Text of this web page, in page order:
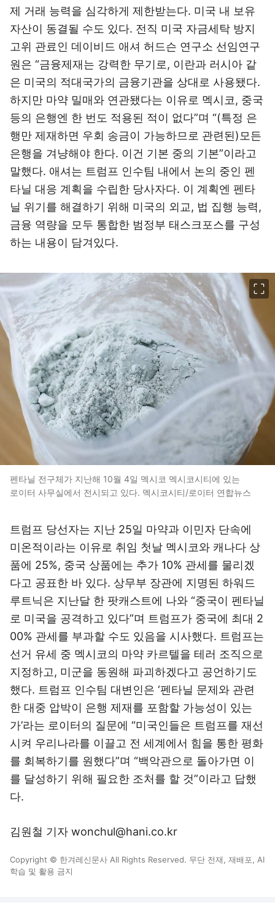
제 거래 능력을 심각하게 제한받는다. 미국 내 보유
자산이 동결될 수도 있다. 전직 미국 자금세탁 방지
고위 관료인 데이비드 애셔 허드슨 연구소 선임연구
원은 “금융제재는 강력한 무기로, 이란과 러시아 같
은 미국의 적대국가의 금융기관을 상대로 사용됐다.
하지만 마약 밀매와 연관됐다는 이유로 멕시코, 중국
등의 은행엔 한 번도 적용된 적이 없다”며 “(특정 은
행만 제재하면 우회 송금이 가능하므로 관련된)모든
은행을 겨냥해야 한다. 이건 기본 중의 기본”이라고
말했다. 애셔는 트럼프 인수팀 내에서 논의 중인 펜
타닐 대응 계획을 수립한 당사자다. 이 계획엔 펜타
닐 위기를 해결하기 위해 미국의 외교, 법 집행 능력,
금융 역량을 모두 통합한 범정부 태스크포스를 구성
하는 내용이 담겨있다.
펜타닐 전구체가 지난해 10월 4일 멕시코 멕시코시티에 있는
로이터 사무실에서 전시되고 있다. 멕시코시티/로이터 연합뉴스
트럼프 당선자는 지난 25일 마약과 이민자 단속에
미온적이라는 이유로 취임 첫날 멕시코와 캐나다 상
품에 25%, 중국 상품에는 추가 10% 관세를 물리겠
다고 공표한 바 있다. 상무부 장관에 지명된 하워드
루트닉은 지난달 한 팟캐스트에 나와 “중국이 펜타닐
로 미국을 공격하고 있다”며 트럼프가 중국에 최대 2
00% 관세를 부과할 수도 있음을 시사했다. 트럼프는
선거 유세 중 멕시코의 마약 카르텔을 테러 조직으로
지정하고, 미군을 동원해 파괴하겠다고 공언하기도
했다. 트럼프 인수팀 대변인은 ‘펜타닐 문제와 관련
한 대중 압박이 은행 제재를 포함할 가능성이 있는
가’라는 로이터의 질문에 “미국인들은 트럼프를 재선
시켜 우리나라를 이끌고 전 세계에서 힘을 통한 평화
를 회복하기를 원했다”며 “백악관으로 돌아가면 이
를 달성하기 위해 필요한 조처를 할 것”이라고 답했
다.
김원철 기자 wonchul@hani.co.kr
Copyright © 한겨레신문사 All Rights Reserved. 무단 전재, 재배포, AI
학습 및 활용 금지